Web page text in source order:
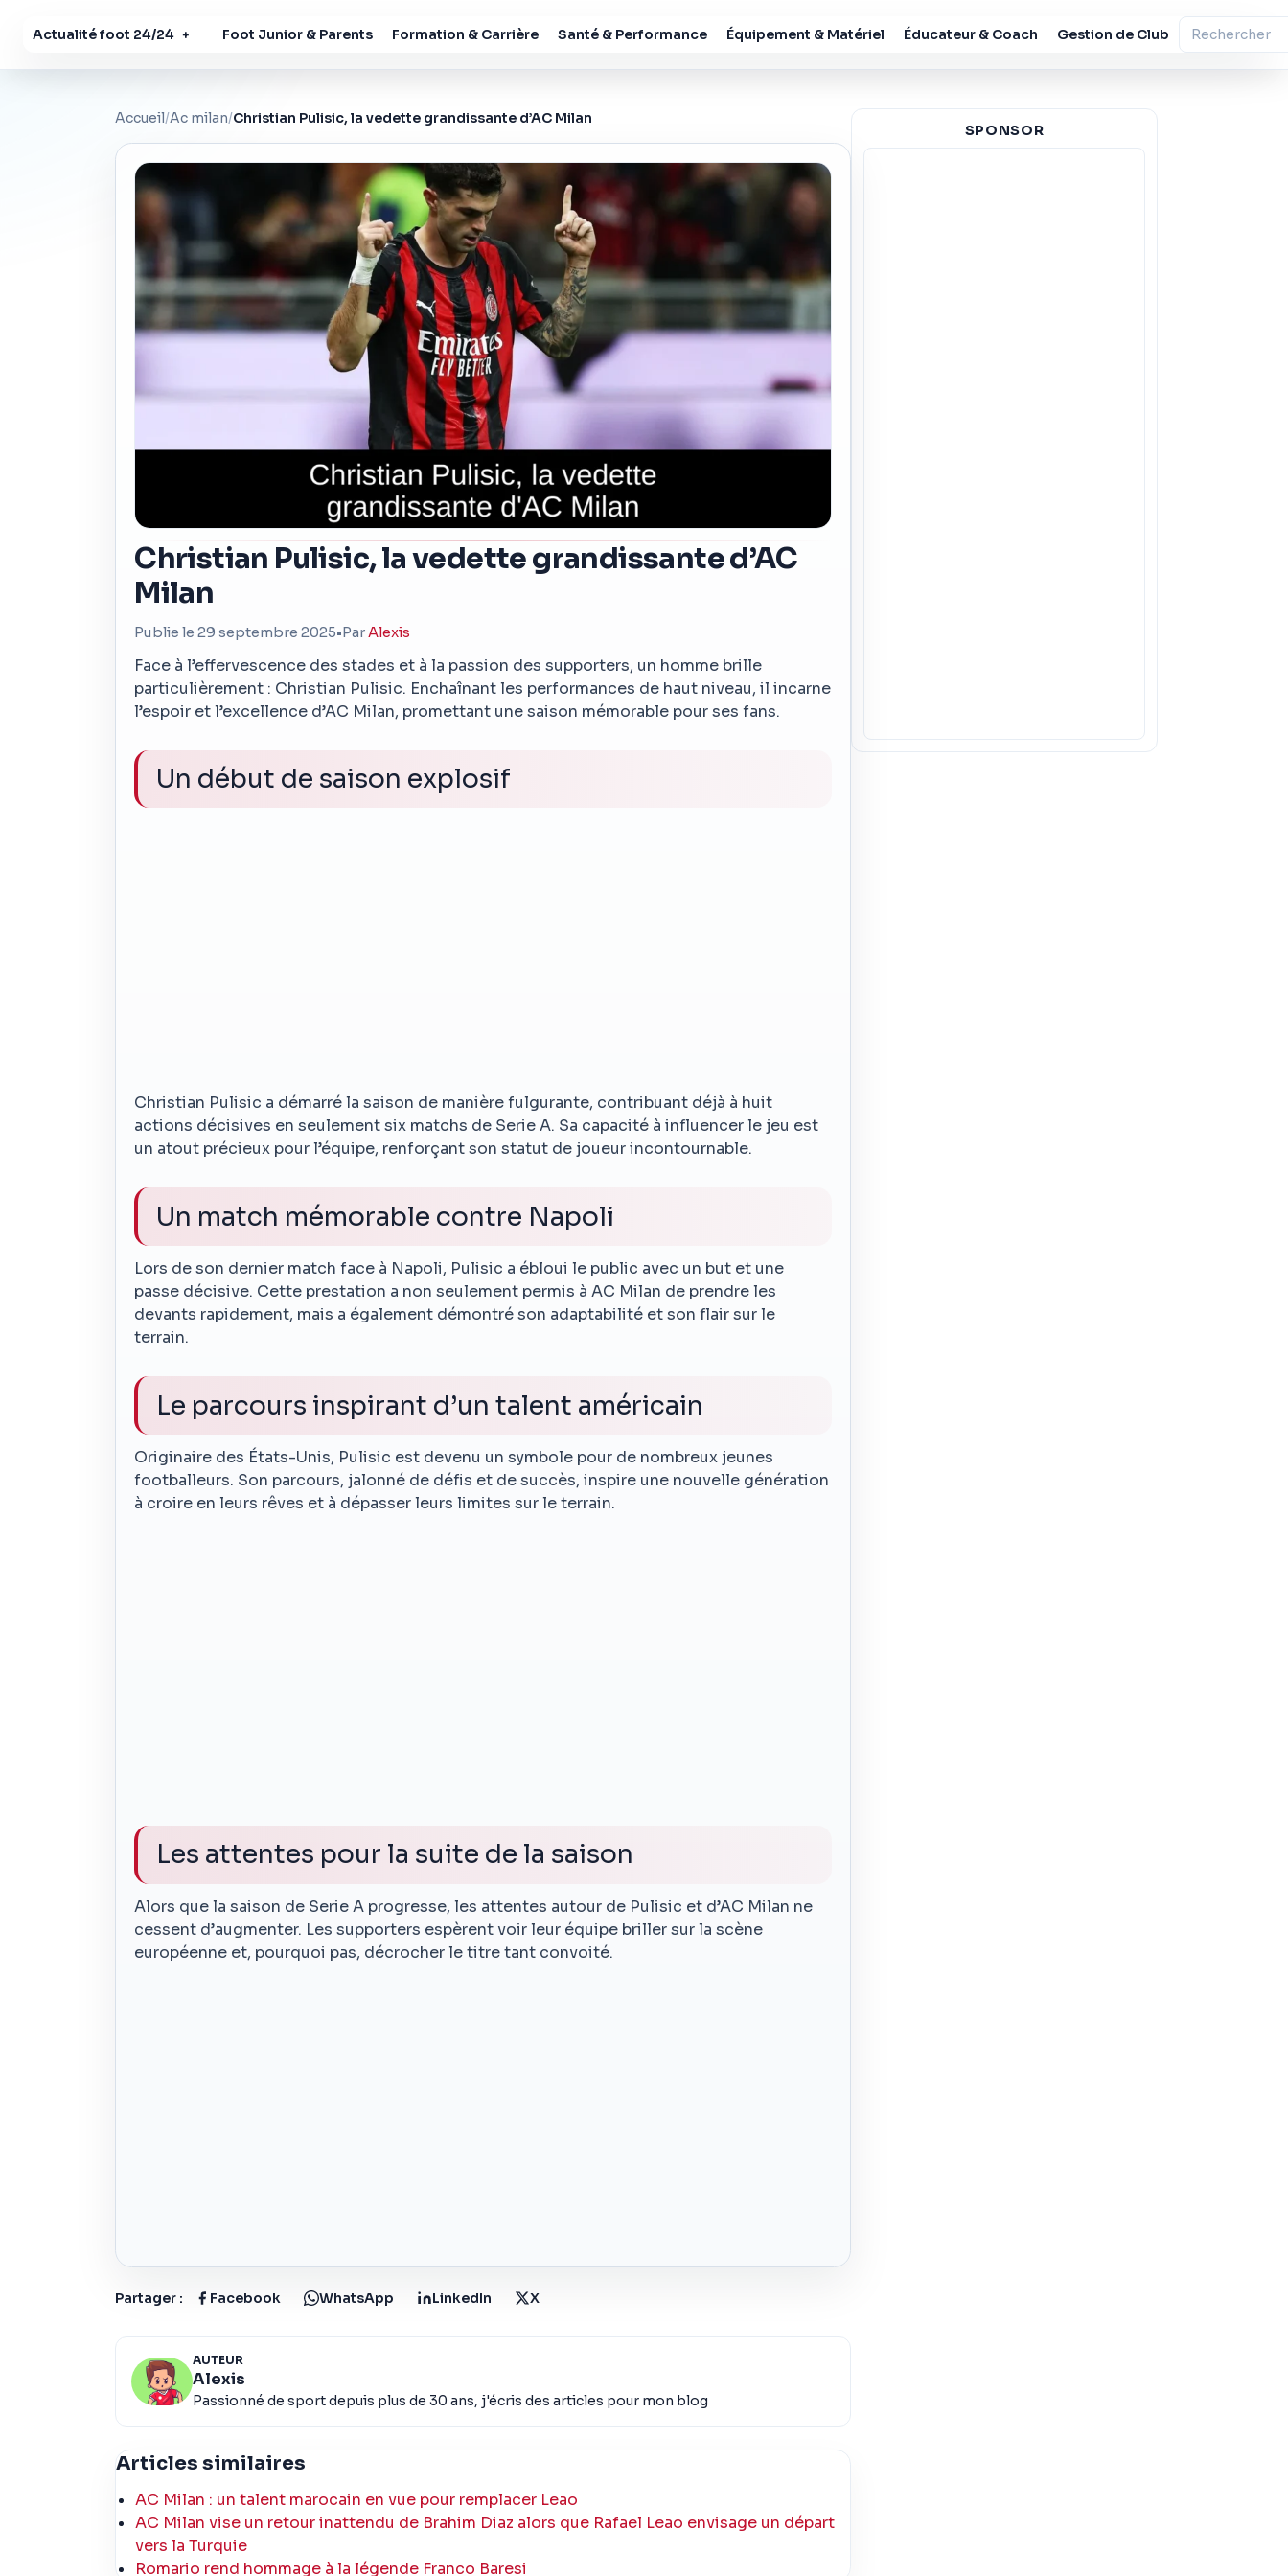
Actualité foot 24/24 + Foot Junior & Parents Formation & Carrière Santé & Performance Équipement & Matériel Éducateur & Coach Gestion de Club
Accueil/Ac milan/Christian Pulisic, la vedette grandissante d’AC Milan
Christian Pulisic, la vedette grandissante d’AC
Milan
Publie le 29 septembre 2025•ParAlexis
Face à l’effervescence des stades et à la passion des supporters, un homme brille
particulièrement : Christian Pulisic. Enchaînant les performances de haut niveau, il incarne
l’espoir et l’excellence d’AC Milan, promettant une saison mémorable pour ses fans.
Un début de saison explosif
Christian Pulisic a démarré la saison de manière fulgurante, contribuant déjà à huit
actions décisives en seulement six matchs de Serie A. Sa capacité à influencer le jeu est
un atout précieux pour l’équipe, renforçant son statut de joueur incontournable.
Un match mémorable contre Napoli
Lors de son dernier match face à Napoli, Pulisic a ébloui le public avec un but et une
passe décisive. Cette prestation a non seulement permis à AC Milan de prendre les
devants rapidement, mais a également démontré son adaptabilité et son flair sur le
terrain.
Le parcours inspirant d’un talent américain
Originaire des États-Unis, Pulisic est devenu un symbole pour de nombreux jeunes
footballeurs. Son parcours, jalonné de défis et de succès, inspire une nouvelle génération
à croire en leurs rêves et à dépasser leurs limites sur le terrain.
Les attentes pour la suite de la saison
Alors que la saison de Serie A progresse, les attentes autour de Pulisic et d’AC Milan ne
cessent d’augmenter. Les supporters espèrent voir leur équipe briller sur la scène
européenne et, pourquoi pas, décrocher le titre tant convoité.
Partager : Facebook WhatsApp LinkedIn X
AUTEUR
Alexis
Passionné de sport depuis plus de 30 ans, j'écris des articles pour mon blog
Articles similaires
AC Milan : un talent marocain en vue pour remplacer Leao
AC Milan vise un retour inattendu de Brahim Diaz alors que Rafael Leao envisage un départ
vers la Turquie
Romario rend hommage à la légende Franco Baresi
SPONSOR